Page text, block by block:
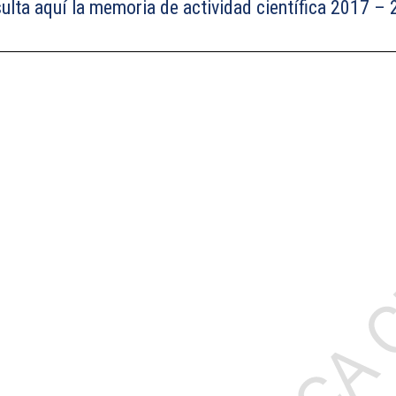
aquí la memoria de actividad científica 2017 –